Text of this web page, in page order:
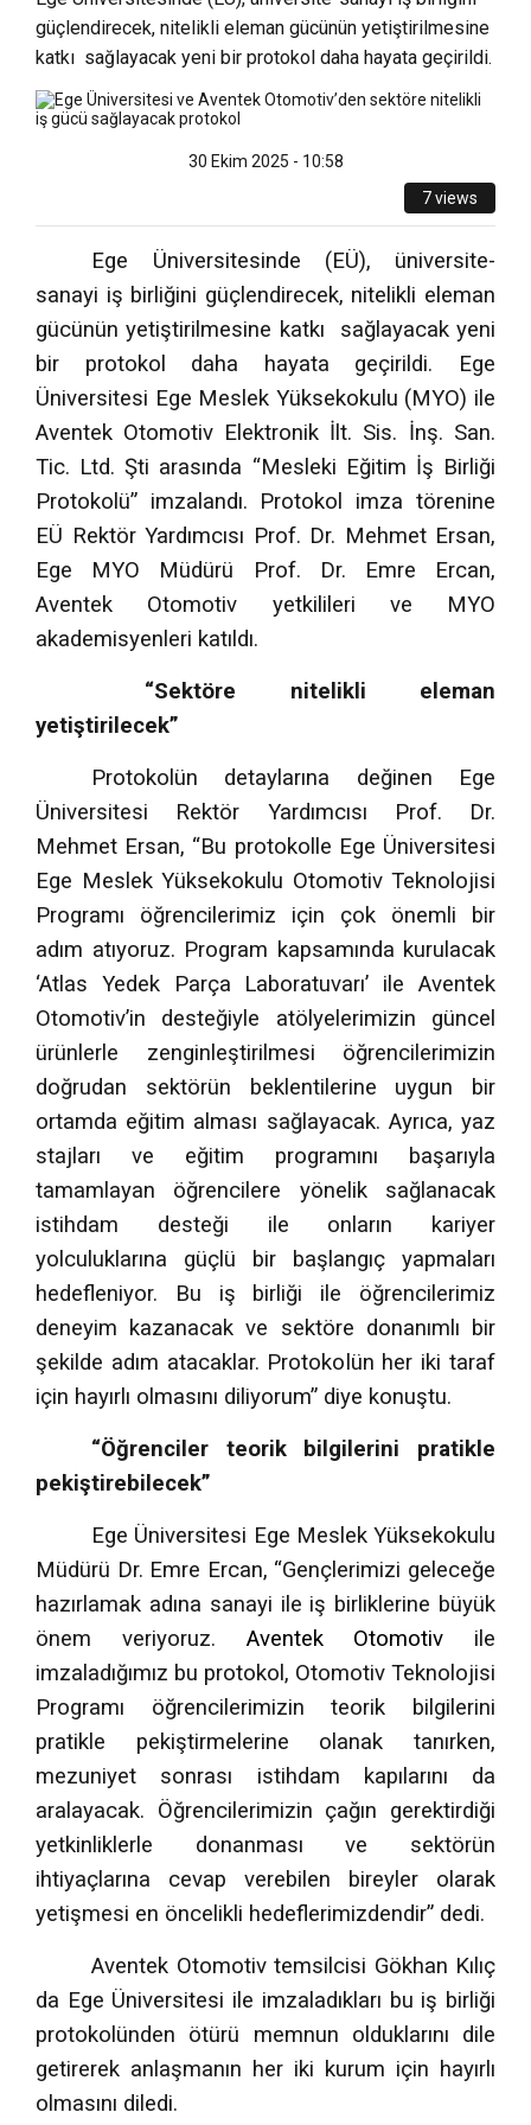
güçlendirecek, nitelikli eleman gücünün yetiştirilmesine
katkı sağlayacak yeni bir protokol daha hayata geçirildi.
30 Ekim 2025 - 10:58
7 views
Ege Üniversitesinde (EÜ),
üniversite-
sanayi iş birliğini güçlendirecek, nitelikli eleman
gücünün yetiştirilmesine katkı sağlayacak yeni
bir protokol daha hayata geçirildi. Ege
Üniversitesi Ege Meslek Yüksekokulu (MYO) ile
Aventek Otomotiv Elektronik İlt. Sis. İnş. San.
Tic. Ltd. Şti arasında “Mesleki Eğitim İş Birliği
Protokolü” imzalandı. Protokol imza törenine
EÜ Rektör Yardımcısı Prof. Dr. Mehmet Ersan,
Ege MYO Müdürü Prof. Dr. Emre Ercan,
Aventek Otomotiv yetkilileri ve MYO
akademisyenleri katıldı.
“Sektöre nitelikli eleman
yetiştirilecek”
Protokolün detaylarına değinen Ege
Üniversitesi Rektör Yardımcısı Prof. Dr.
Mehmet Ersan, “Bu protokolle Ege Üniversitesi
Ege Meslek Yüksekokulu Otomotiv Teknolojisi
Programı öğrencilerimiz için çok önemli bir
adım atıyoruz. Program kapsamında kurulacak
‘Atlas Yedek Parça Laboratuvarı’ ile Aventek
Otomotiv’in desteğiyle atölyelerimizin güncel
ürünlerle zenginleştirilmesi öğrencilerimizin
doğrudan sektörün beklentilerine uygun bir
ortamda eğitim alması sağlayacak. Ayrıca, yaz
stajları ve eğitim programını başarıyla
tamamlayan öğrencilere yönelik sağlanacak
istihdam desteği ile onların kariyer
yolculuklarına güçlü bir başlangıç yapmaları
hedefleniyor. Bu iş birliği ile öğrencilerimiz
deneyim kazanacak ve sektöre donanımlı bir
şekilde adım atacaklar. Protokolün her iki taraf
için hayırlı olmasını diliyorum” diye konuştu.
“Öğrenciler teorik bilgilerini pratikle
pekiştirebilecek”
Ege Üniversitesi Ege Meslek Yüksekokulu
Müdürü Dr. Emre Ercan, “Gençlerimizi geleceğe
hazırlamak adına sanayi ile iş birliklerine büyük
önem veriyoruz. Aventek Otomotiv ile
imzaladığımız bu protokol, Otomotiv Teknolojisi
Programı öğrencilerimizin teorik bilgilerini
pratikle pekiştirmelerine olanak tanırken,
mezuniyet sonrası istihdam kapılarını da
aralayacak. Öğrencilerimizin çağın gerektirdiği
yetkinliklerle donanması ve sektörün
ihtiyaçlarına cevap verebilen bireyler olarak
yetişmesi en öncelikli hedeflerimizdendir” dedi.
Aventek Otomotiv temsilcisi Gökhan Kılıç
da Ege Üniversitesi ile imzaladıkları bu iş birliği
protokolünden ötürü memnun olduklarını dile
getirerek anlaşmanın her iki kurum için hayırlı
olmasını diledi.